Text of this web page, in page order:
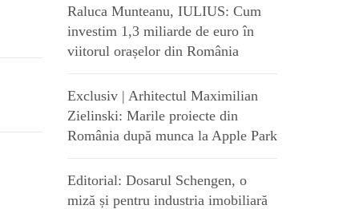
Raluca Munteanu, IULIUS: Cum
investim 1,3 miliarde de euro în
viitorul orașelor din România
Exclusiv | Arhitectul Maximilian
Zielinski: Marile proiecte din
România după munca la Apple Park
Editorial: Dosarul Schengen, o
miză și pentru industria imobiliară